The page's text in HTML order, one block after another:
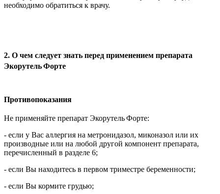
необходимо обратиться к врачу.
2. О чем следует знать перед применением препарата
ЭкорутельФорте
Противопоказания
Не применяйте препарат ЭкорутельФорте:
- если у Вас аллергия на метронидазол, миконазол или их
производные или на любой другой компонент препарата,
перечисленный в разделе 6;
- если Вы находитесь в первом триместре беременности;
- если Вы кормите грудью;